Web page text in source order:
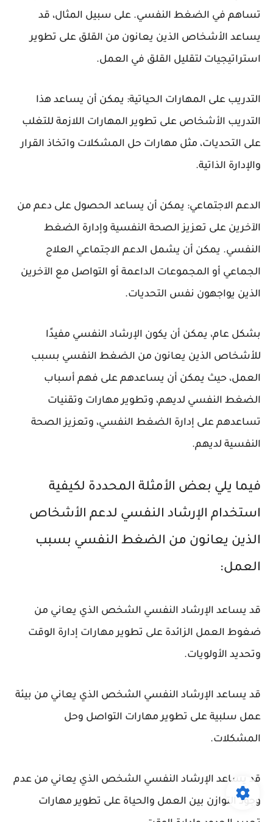
تساهم في الضغط النفسي. على سبيل المثال، قد
يساعد الأشخاص الذين يعانون من القلق على تطوير
استراتيجيات لتقليل القلق في العمل.
التدريب على المهارات الحياتية: يمكن أن يساعد هذا
التدريب الأشخاص على تطوير المهارات اللازمة للتغلب
على التحديات، مثل مهارات حل المشكلات واتخاذ القرار
والإدارة الذاتية.
الدعم الاجتماعي: يمكن أن يساعد الحصول على دعم من
الآخرين على تعزيز الصحة النفسية وإدارة الضغط
النفسي. يمكن أن يشمل الدعم الاجتماعي العلاج
الجماعي أو المجموعات الداعمة أو التواصل مع الآخرين
الذين يواجهون نفس التحديات.
بشكل عام، يمكن أن يكون الإرشاد النفسي مفيدًا
للأشخاص الذين يعانون من الضغط النفسي بسبب
العمل، حيث يمكن أن يساعدهم على فهم أسباب
الضغط النفسي لديهم، وتطوير مهارات وتقنيات
تساعدهم على إدارة الضغط النفسي، وتعزيز الصحة
النفسية لديهم.
فيما يلي بعض الأمثلة المحددة لكيفية
استخدام الإرشاد النفسي لدعم الأشخاص
الذين يعانون من الضغط النفسي بسبب
العمل:
قد يساعد الإرشاد النفسي الشخص الذي يعاني من
ضغوط العمل الزائدة على تطوير مهارات إدارة الوقت
وتحديد الأولويات.
قد يساعد الإرشاد النفسي الشخص الذي يعاني من بيئة
عمل سلبية على تطوير مهارات التواصل وحل
المشكلات.
قد يساعد الإرشاد النفسي الشخص الذي يعاني من عدم
وجود التوازن بين العمل والحياة على تطوير مهارات